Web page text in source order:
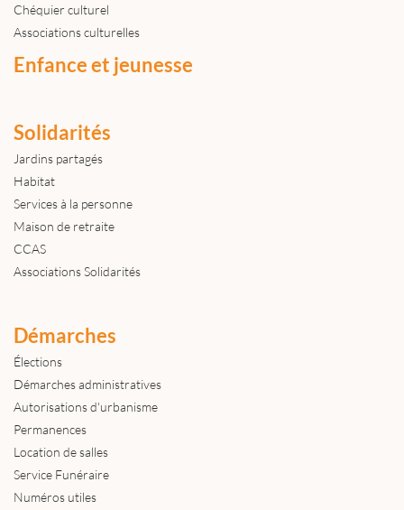
Chéquier culturel
Associations culturelles
Enfance et jeunesse
Solidarités
Jardins partagés
Habitat
Services à la personne
Maison de retraite
CCAS
Associations Solidarités
Démarches
Élections
Démarches administratives
Autorisations d'urbanisme
Permanences
Location de salles
Service Funéraire
Numéros utiles